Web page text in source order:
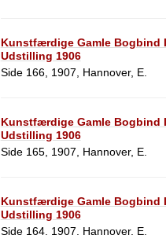
Kunstfærdige Gamle Bogbind
Udstilling 1906
Side 166, 1907, Hannover, E.
Kunstfærdige Gamle Bogbind
Udstilling 1906
Side 165, 1907, Hannover, E.
Kunstfærdige Gamle Bogbind
Udstilling 1906
Side 164, 1907, Hannover, E.